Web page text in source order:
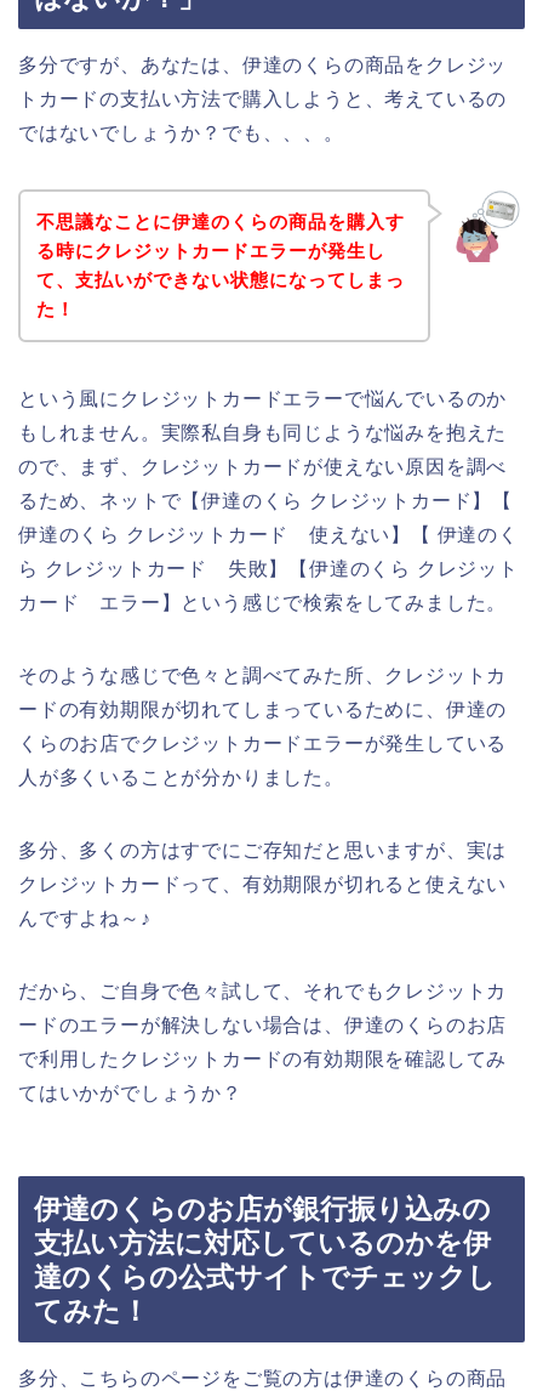
多分ですが、あなたは、伊達のくらの商品をクレジッ
トカードの支払い方法で購入しようと、考えているの
ではないでしょうか？でも、、、。
不思議なことに伊達のくらの商品を購入す
る時にクレジットカードエラーが発生し
て、支払いができない状態になってしまっ
た！
という風にクレジットカードエラーで悩んでいるのか
もしれません。実際私自身も同じような悩みを抱えた
ので、まず、クレジットカードが使えない原因を調べ
るため、ネットで【伊達のくら クレジットカード】【
伊達のくら クレジットカード 使えない】【 伊達のく
ら クレジットカード 失敗】【伊達のくら クレジット
カード エラー】という感じで検索をしてみました。
そのような感じで色々と調べてみた所、クレジットカ
ードの有効期限が切れてしまっているために、伊達の
くらのお店でクレジットカードエラーが発生している
人が多くいることが分かりました。
多分、多くの方はすでにご存知だと思いますが、実は
クレジットカードって、有効期限が切れると使えない
んですよね～♪
だから、ご自身で色々試して、それでもクレジットカ
ードのエラーが解決しない場合は、伊達のくらのお店
で利用したクレジットカードの有効期限を確認してみ
てはいかがでしょうか？
伊達のくらのお店が銀行振り込みの
支払い方法に対応しているのかを伊
達のくらの公式サイトでチェックし
てみた！
多分、こちらのページをご覧の方は伊達のくらの商品